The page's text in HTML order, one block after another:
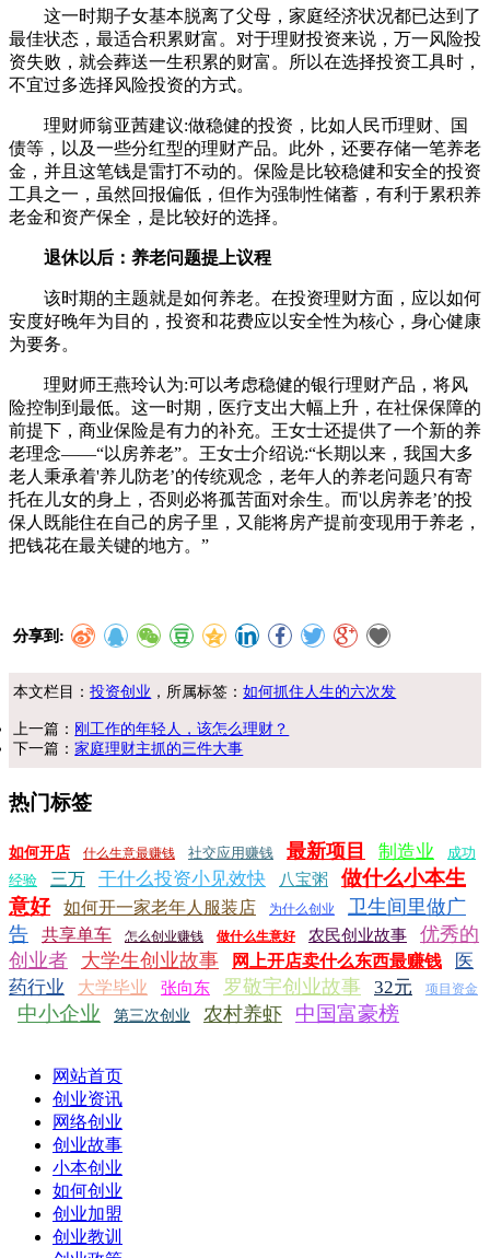
这一时期子女基本脱离了父母，家庭经济状况都已达到了
最佳状态，最适合积累财富。对于理财投资来说，万一风险投
资失败，就会葬送一生积累的财富。所以在选择投资工具时，
不宜过多选择风险投资的方式。
理财师翁亚茜建议:做稳健的投资，比如人民币理财、国
债等，以及一些分红型的理财产品。此外，还要存储一笔养老
金，并且这笔钱是雷打不动的。保险是比较稳健和安全的投资
工具之一，虽然回报偏低，但作为强制性储蓄，有利于累积养
老金和资产保全，是比较好的选择。
退休以后：养老问题提上议程
该时期的主题就是如何养老。在投资理财方面，应以如何
安度好晚年为目的，投资和花费应以安全性为核心，身心健康
为要务。
理财师王燕玲认为:可以考虑稳健的银行理财产品，将风
险控制到最低。这一时期，医疗支出大幅上升，在社保保障的
前提下，商业保险是有力的补充。王女士还提供了一个新的养
老理念——“以房养老”。王女士介绍说:“长期以来，我国大多
老人秉承着'养儿防老’的传统观念，老年人的养老问题只有寄
托在儿女的身上，否则必将孤苦面对余生。而'以房养老’的投
保人既能住在自己的房子里，又能将房产提前变现用于养老，
把钱花在最关键的地方。”
分享到:
本文栏目：投资创业 ，所属标签：如何抓住人生的六次发
上一篇： 刚工作的年轻人，该怎么理财？
下一篇：家庭理财主抓的三件大事
热门标签
如何开店 什么生意最赚钱 社交应用赚钱 最新项目 制造业
成功
经验
三万 干什么投资小见效快 八宝粥
做什么小本生
意好
如何开一家老年人服装店 为什么创业
卫生间里做广
告
共享单车 怎么创业赚钱 做什么生意好 农民创业故事
优秀的
创业者
大学生创业故事 网上开店卖什么东西最赚钱
医
药行业
大学毕业 张向东 罗敬宇创业故事 32元 项目资金
中小企业 第三次创业 农村养虾 中国富豪榜
网站首页
创业资讯
网络创业
创业故事
小本创业
如何创业
创业加盟
创业教训